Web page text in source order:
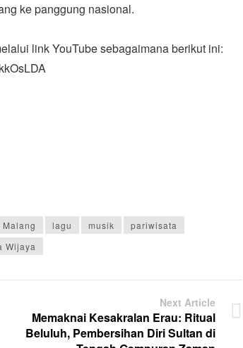
ke panggung nasional.
link YouTube sebagaimana berikut ini:
lagu musik
pariwisata
Wijaya
Next Article
Memaknai Kesakralan Erau: Ritual
Beluluh, Pembersihan Diri Sultan di